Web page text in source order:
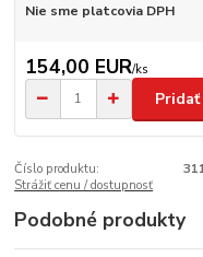
Nie sme platcovia DPH
154,00 EUR/ks
Číslo produktu:
Strážiť cenu / dostupnosť
Podobné produkty